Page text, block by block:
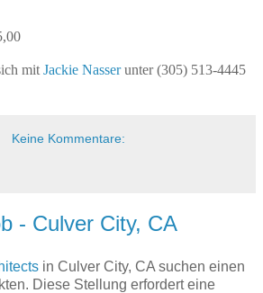
mit Jackie Nasserunter (305) 513-4445
Keine Kommentare:
- Culver City, CA
in Culver City, CA suchen einen
Diese Stellung erfordert eine